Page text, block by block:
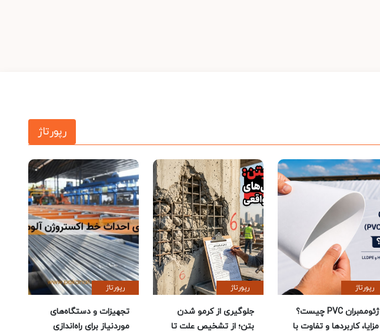
رپورتاژ
رپورتاژ
ژئوممبران PVC چیست؟
مزایا، کاربردها و تفاوت با
رپورتاژ
جلوگیری از کرمو شدن
بتن؛ از تشخیص علت تا
رپورتاژ
تجهیزات و دستگاه‌های
موردنیاز برای راه‌اندازی